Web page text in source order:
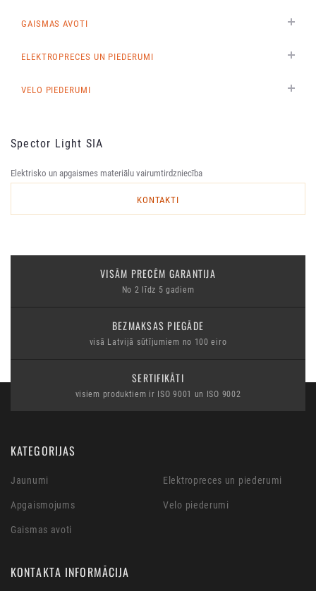
GAISMAS AVOTI
ELEKTROPRECES UN PIEDERUMI
VELO PIEDERUMI
Spector Light SIA
Elektrisko un apgaismes materiālu vairumtirdzniecība
KONTAKTI
VISĀM PRECĒM GARANTIJA
No 2 līdz 5 gadiem
BEZMAKSAS PIEGĀDE
visā Latvijā sūtījumiem no 100 eiro
SERTIFIKĀTI
visiem produktiem ir ISO 9001 un ISO 9002
KATEGORIJAS
Jaunumi
Apgaismojums
Gaismas avoti
Elektropreces un piederumi
Velo piederumi
KONTAKTA INFORMĀCIJA